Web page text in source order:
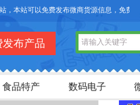
站可以免费发布微商货源信息，免费发布
发布产品
食品特产 数码电子